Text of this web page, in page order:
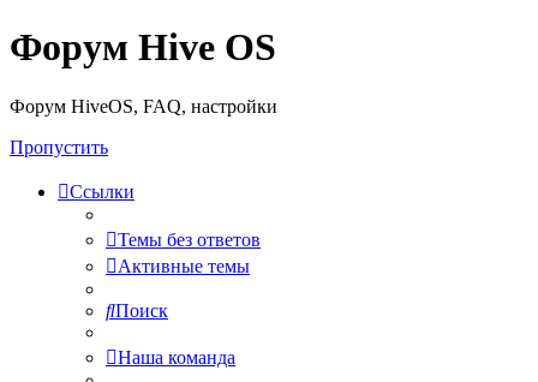
Форум Hive OS
Форум HiveOS, FAQ, настройки
Пропустить
Ссылки
Темы без ответов
Активные темы
Поиск
Наша команда